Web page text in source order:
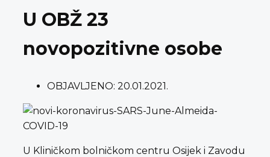
U OBŽ 23
novopozitivne osobe
OBJAVLJENO: 20.01.2021.
U Kliničkom bolničkom centru Osijek i Zavodu